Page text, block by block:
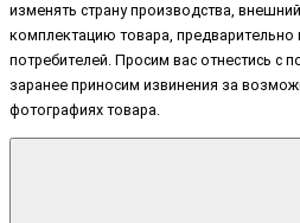
изменять страну производства,
комплектацию товара,
потребителей. Просим вас отнестись с
заранее приносим извинения за
фотографиях товара.